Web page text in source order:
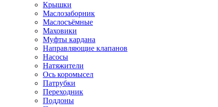
Крышки
Маслозаборник
Маслосъёмные
Маховики
Муфты кардана
Направляющие клапанов
Насосы
Натяжители
Ось коромысел
Патрубки
Переходник
Поддоны